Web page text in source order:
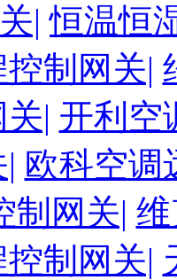
关| 恒温恒
制网关|
| 开利空
欧科空调
制网关|
制网关|